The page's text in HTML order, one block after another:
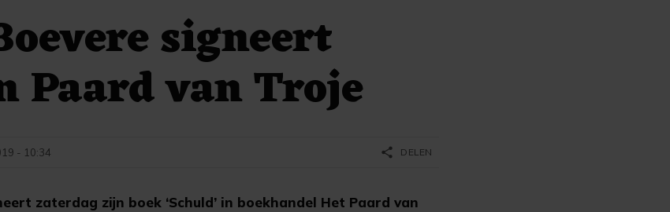
signeert
van Troje
zaterdag zijn boek ‘Schuld’ in boekhandel Het Paard van
- 10:34 share DELEN